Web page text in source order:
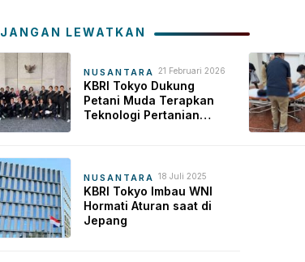
JANGAN LEWATKAN
NUSANTARA 21 Februari 2026
KBRI Tokyo Dukung
Petani Muda Terapkan
Teknologi Pertanian
NUSANTARA 18 Juli 2025
KBRI Tokyo Imbau WNI
Hormati Aturan saat di
Jepang